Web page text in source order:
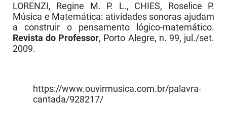
LORENZI, Regine M. P. L., CHIES, Roselice P.
Música e Matemática: atividades sonoras ajudam
a construir o pensamento lógico-matemático.
Revista do Professor, Porto Alegre, n. 99, jul./set.
2009.
https://www.ouvirmusica.com.br/palavra-
cantada/928217/